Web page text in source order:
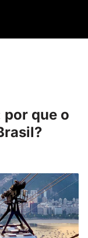
por que o